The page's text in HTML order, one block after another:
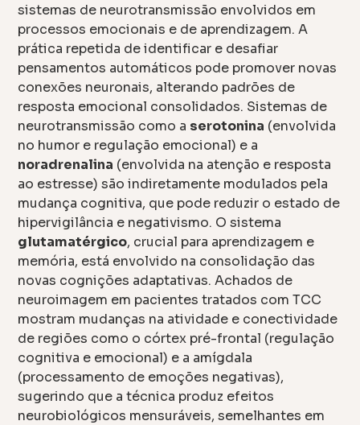
sistemas de neurotransmissão envolvidos em
processos emocionais e de aprendizagem. A
prática repetida de identificar e desafiar
pensamentos automáticos pode promover novas
conexões neuronais, alterando padrões de
resposta emocional consolidados. Sistemas de
neurotransmissão como a serotonina (envolvida
no humor e regulação emocional) e a
noradrenalina (envolvida na atenção e resposta
ao estresse) são indiretamente modulados pela
mudança cognitiva, que pode reduzir o estado de
hipervigilância e negativismo. O sistema
glutamatérgico, crucial para aprendizagem e
memória, está envolvido na consolidação das
novas cognições adaptativas. Achados de
neuroimagem em pacientes tratados com TCC
mostram mudanças na atividade e conectividade
de regiões como o córtex pré-frontal (regulação
cognitiva e emocional) e a amígdala
(processamento de emoções negativas),
sugerindo que a técnica produz efeitos
neurobiológicos mensuráveis, semelhantes em